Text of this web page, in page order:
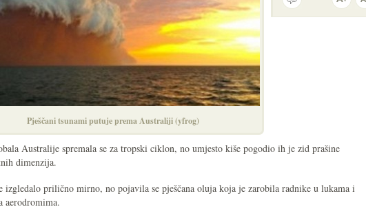
Pješčani tsunami putuje prema Australiji (yfrog)
Australije spremala se za tropski ciklon, no umjesto kiše pogodio ih je zid prašine
dimenzija.
izgledalo prilično mirno, no pojavila se pješčana oluja koja je zarobila radnike u lukama i
aerodromima.